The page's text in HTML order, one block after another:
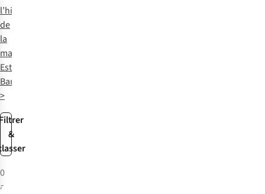
&
l’histoire
de
la
marque
Estella
Bartlett
>
0
articles